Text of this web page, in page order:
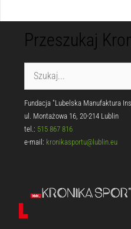
Przeszukaj
Fundacja "Lubelska Manufaktura
ul. Montażowa 16, 20-214 Lublin
tel.: 515 867 816
e-mail: kronikasportu@lublin.eu